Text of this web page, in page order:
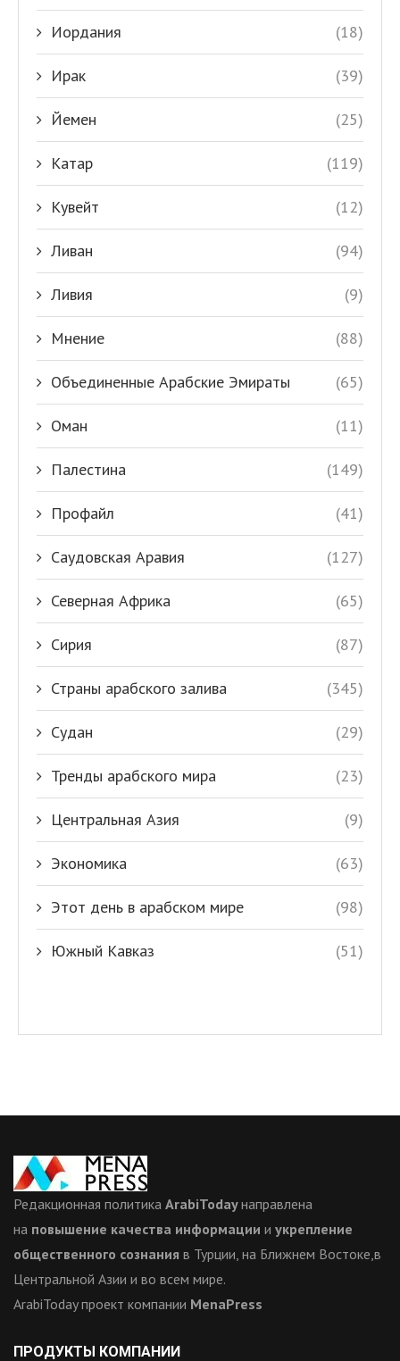
Иордания (18)
Ирак (39)
Йемен (25)
Катар (119)
Кувейт (12)
Ливан (94)
Ливия (9)
Мнение (88)
Объединенные Арабские Эмираты (65)
Оман (11)
Палестина (149)
Профайл (41)
Саудовская Аравия (127)
Северная Африка (65)
Сирия (87)
Страны арабского залива (345)
Судан (29)
Тренды арабского мира (23)
Центральная Азия (9)
Экономика (63)
Этот день в арабском мире (98)
Южный Кавказ (51)
Редакционная политика ArabiTodayнаправлена
на повышение качества информации и укрепление
общественного сознания в Турции, на Ближнем Востоке,в
Центральной Азии и во всем мире.
ArabiToday проект компании MenaPress
ПРОДУКТЫ КОМПАНИИ